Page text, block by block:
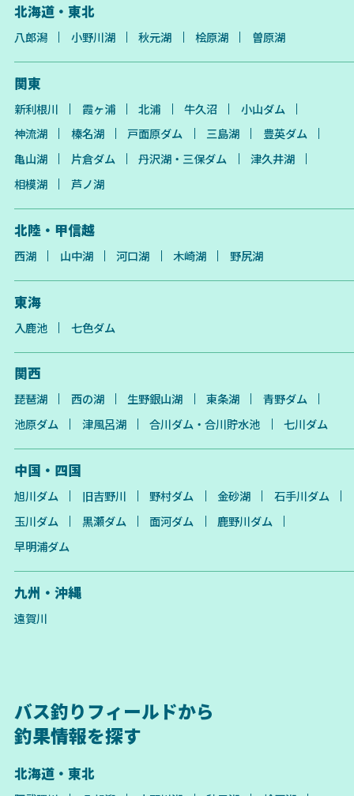
北海道・東北
八郎潟 小野川湖 秋元湖 桧原湖 曽原湖
関東
新利根川 霞ヶ浦 北浦 牛久沼
小山ダム
神流湖
榛名湖 戸面原ダム 三島湖
豊英ダム
亀山湖
片倉ダム 丹沢湖・三保ダム
津久井湖
相模湖
芦ノ湖
北陸・甲信越
西湖 山中湖 河口湖 木崎湖 野尻湖
東海
入鹿池 七色ダム
関西
琵琶湖 西の湖 生野銀山湖 東条湖
青野ダム
池原ダム
津風呂湖 合川ダム・合川貯水池 七川ダム
中国・四国
旭川ダム 旧吉野川 野村ダム 金砂湖
石手川ダム
玉川ダム
黒瀬ダム 面河ダム
鹿野川ダム
早明浦ダム
九州・沖縄
遠賀川
バス釣りフィールドから
釣果情報を探す
北海道・東北